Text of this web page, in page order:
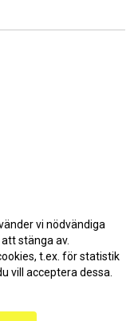
vi nödvändiga
stänga av.
t.ex. för statistik
vill acceptera dessa.